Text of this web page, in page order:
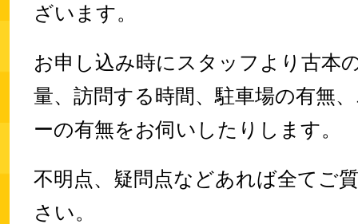
ざいます。
お申し込み時にスタッフより古本
量、訪問する時間、駐車場の有無
ーの有無をお伺いしたりします。
不明点、疑問点などあれば全てご
さい。